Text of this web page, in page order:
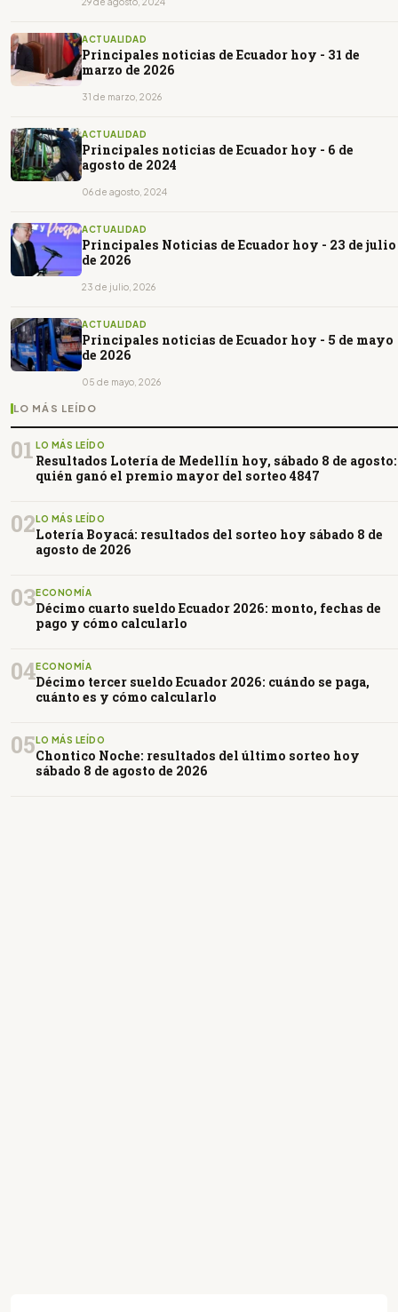
ACTUALIDAD
Principales noticias de Ecuador hoy - 31 de
marzo de 2026
31 de marzo, 2026
ACTUALIDAD
Principales noticias de Ecuador hoy - 6 de
agosto de 2024
06 de agosto, 2024
ACTUALIDAD
Principales Noticias de Ecuador hoy - 23 de julio
de 2026
23 de julio, 2026
ACTUALIDAD
Principales noticias de Ecuador hoy - 5 de mayo
de 2026
05 de mayo, 2026
LO MÁS LEÍDO
01 LO MÁS LEÍDO
Resultados Lotería de Medellín hoy, sábado 8 de agosto:
quién ganó el premio mayor del sorteo 4847
02LO MÁS LEÍDO
Lotería Boyacá: resultados del sorteo hoy sábado 8 de
agosto de 2026
03ECONOMÍA
Décimo cuarto sueldo Ecuador 2026: monto, fechas de
pago y cómo calcularlo
04ECONOMÍA
Décimo tercer sueldo Ecuador 2026: cuándo se paga,
cuánto es y cómo calcularlo
05LO MÁS LEÍDO
Chontico Noche: resultados del último sorteo hoy
sábado 8 de agosto de 2026